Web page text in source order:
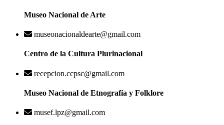
Museo Nacional de Arte
museonacionaldearte@gmail.com
Centro de la Cultura Plurinacional
recepcion.ccpsc@gmail.com
Museo Nacional de Etnografía y Folklore
musef.lpz@gmail.com